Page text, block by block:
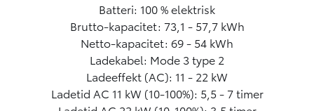
Batteri: 100 % elektrisk
Brutto-kapacitet: 73,1 - 57,7 kWh
Netto-kapacitet: 69 - 54 kWh
Ladekabel: Mode 3 type 2
Ladeeffekt (AC): 11 - 22 kW
Ladetid AC 11 kW (10-100%): 5,5 - 7 timer